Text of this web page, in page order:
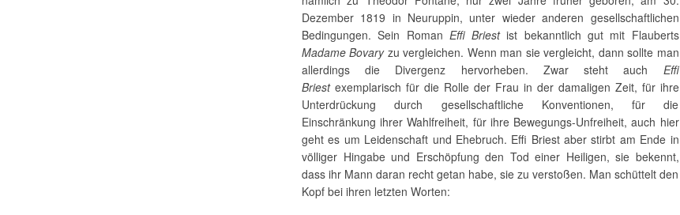
Dezember 1819 in Neuruppin, unter wieder anderen gesellschaftlichen
Bedingungen. Sein Roman Effi Briestist bekanntlich gut mit Flauberts
Madame Bovaryzu vergleichen. Wenn man sie vergleicht, dann sollte man
allerdings die Divergenz hervorheben. Zwar steht auch Effi
Briestexemplarisch für die Rolle der Frau in der damaligen Zeit, für ihre
Unterdrückung durch gesellschaftliche Konventionen, für die
Einschränkung ihrer Wahlfreiheit, für ihre Bewegungs-Unfreiheit, auch hier
geht es um Leidenschaft und Ehebruch. Effi Briest aber stirbt am Ende in
völliger Hingabe und Erschöpfung den Tod einer Heiligen, sie bekennt,
dass ihr Mann daran recht getan habe, sie zu verstoßen. Man schüttelt den
Kopf bei ihren letzten Worten: